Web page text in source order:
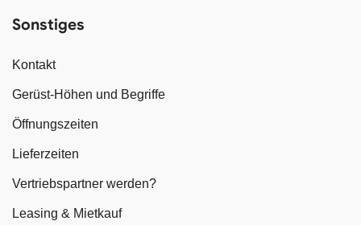
Sonstiges
Kontakt
Gerüst-Höhen und Begriffe
Öffnungszeiten
Lieferzeiten
Vertriebspartner werden?
Leasing & Mietkauf